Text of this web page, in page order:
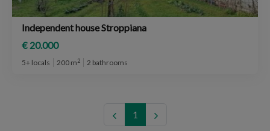
Independent house Stroppiana
€ 20.000
5+ locals 200 m2 2 bathrooms
1